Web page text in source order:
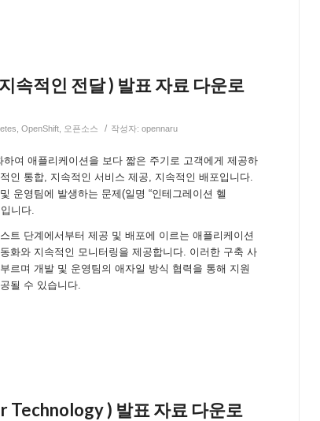
속적인 전달 ) 발표 자료 다운로
OpenShift 오픈소스 / 작성자: opennaru
여 애플리케이션을 보다 짧은 주기로 고객에게 제공하
인 통합, 지속적인 서비스 제공, 지속적인 배포입니다.
운영팀에 발생하는 문제(일명 “인테그레이션 헬
니다.
트 단계에서부터 제공 및 배포에 이르는 애플리케이션
화와 지속적인 모니터링을 제공합니다. 이러한 구축 사
르며 개발 및 운영팀의 애자일 방식 협력을 통해 지원
될 수 있습니다.
Technology ) 발표 자료 다운로